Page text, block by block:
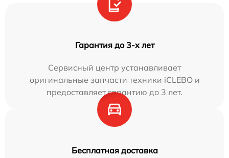
Гарантия до 3-х лет
Сервисный центр устанавливает
оригинальные запчасти техники iCLEBO и
предоставляет гарантию до 3 лет.
Бесплатная доставка